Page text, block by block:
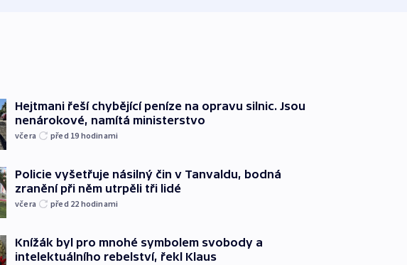
Hejtmani řeší chybějící peníze na opravu silnic. Jsou
nenárokové, namítá ministerstvo
včera před 19 hodinami
Policie vyšetřuje násilný čin v Tanvaldu, bodná
zranění při něm utrpěli tři lidé
včera před 22 hodinami
Knížák byl pro mnohé symbolem svobody a
intelektuálního rebelství, řekl Klaus